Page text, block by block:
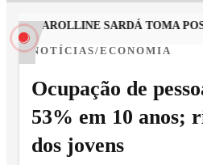
CAROLLINE SARDÁ TOMA
NOTÍCIAS/ECONOMIA
Ocupação de
53% em 10 anos;
dos jovens